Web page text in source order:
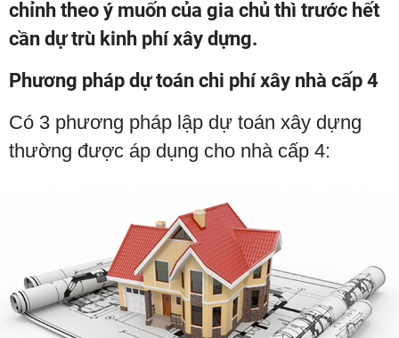
chỉnh theo ý muốn của gia chủ thì trước hết
cần dự trù kinh phí xây dựng.
Phương pháp dự toán chi phí xây nhà cấp 4
Có 3 phương pháp lập dự toán xây dựng
thường được áp dụng cho nhà cấp 4: